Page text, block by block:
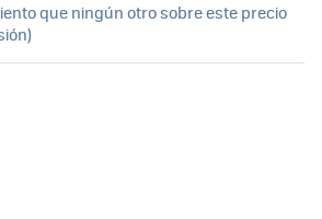
que ningún otro sobre este precio